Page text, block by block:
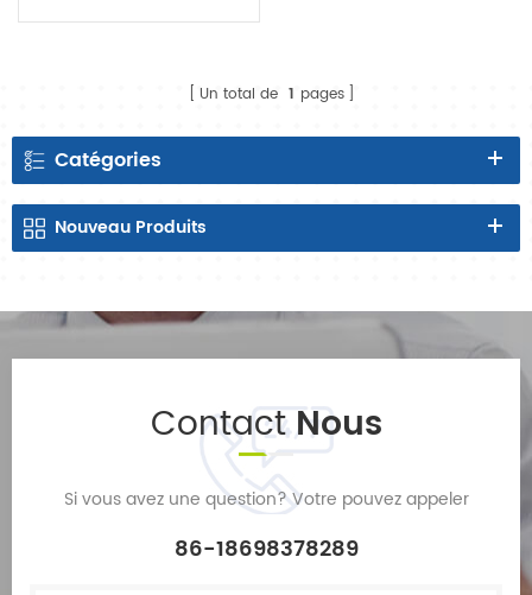
Un total de 1 pages
Catégories
Nouveau Produits
ContactNous
Si vous avez une question? Votre pouvez appeler
86-18698378289